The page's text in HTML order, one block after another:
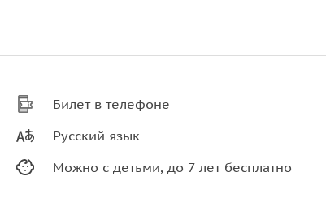
Билет в телефоне
Русский язык
Можно с детьми, до 7 лет бесплатно